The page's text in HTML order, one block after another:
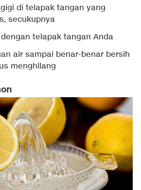
di telapak tangan yang
secukupnya
telapak tangan Anda
air sampai benar-benar bersih
menghilang